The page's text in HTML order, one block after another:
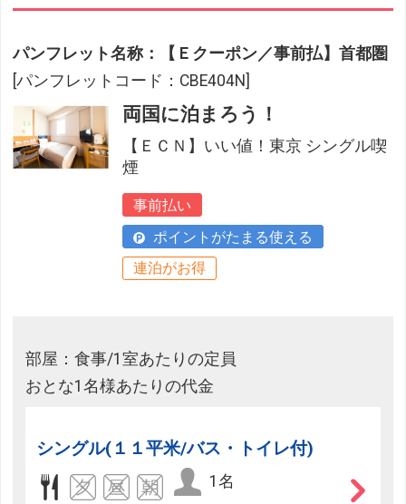
パンフレット名称：【Ｅクーポン／事前払】首都圏
[パンフレットコード：CBE404N]
両国に泊まろう！
【ＥＣＮ】いい値！東京 シングル喫
煙
事前払い
ポイントがたまる使える
連泊がお得
部屋：食事/1室あたりの定員
おとな1名様あたりの代金
シングル(１１平米/バス・トイレ付)
1名